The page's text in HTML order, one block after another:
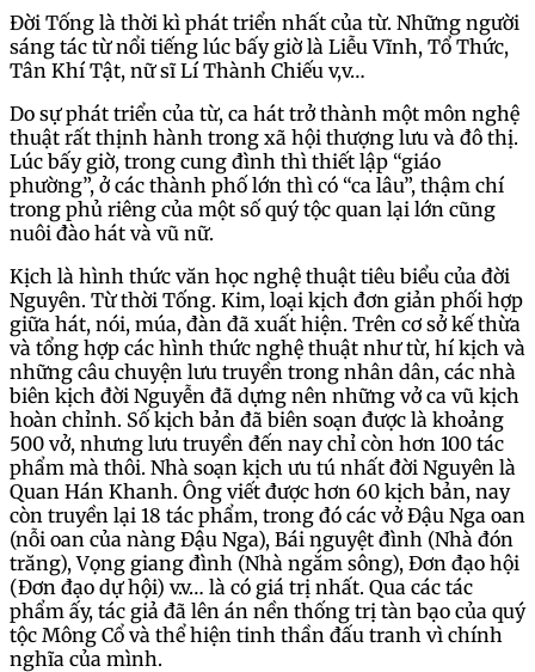
Đời Tống là thời kì phát triển nhất của từ. Những người
sáng tác từ nổi tiếng lúc bấy giờ là Liễu Vĩnh, Tổ Thức,
Tân Khí Tật, nữ sĩ Lí Thành Chiếu v,v…
Do sự phát triển của từ, ca hát trở thành một môn nghệ
thuật rất thịnh hành trong xã hội thượng lưu và đô thị.
Lúc bấy giờ, trong cung đình thì thiết lập “giáo
phường”, ở các thành phố lớn thì có “ca lâu”, thậm chí
trong phủ riêng của một số quý tộc quan lại lớn cũng
nuôi đào hát và vũ nữ.
Kịch là hình thức văn học nghệ thuật tiêu biểu của đời
Nguyên. Từ thời Tống. Kim, loại kịch đơn giản phối hợp
giữa hát, nói, múa, đàn đã xuất hiện. Trên cơ sở kế thừa
và tổng hợp các hình thức nghệ thuật như từ, hí kịch và
những câu chuyện lưu truyền trong nhân dân, các nhà
biên kịch đời Nguyễn đã dựng nên những vở ca vũ kịch
hoàn chỉnh. Số kịch bản đã biên soạn được là khoảng
500 vở, nhưng lưu truyền đến nay chỉ còn hơn 100 tác
phẩm mà thôi. Nhà soạn kịch ưu tú nhất đời Nguyên là
Quan Hán Khanh. Ông viết được hơn 60 kịch bản, nay
còn truyền lại 18 tác phẩm, trong đó các vở Đậu Nga oan
(nỗi oan của nàng Đậu Nga), Bái nguyệt đình (Nhà đón
trăng), Vọng giang đình (Nhà ngắm sông), Đơn đạo hội
(Đơn đạo dự hội) v.v… là có giá trị nhất. Qua các tác
phẩm ấy, tác giả đã lên án nền thống trị tàn bạo của quý
tộc Mông Cổ và thể hiện tinh thần đấu tranh vì chính
nghĩa của mình.